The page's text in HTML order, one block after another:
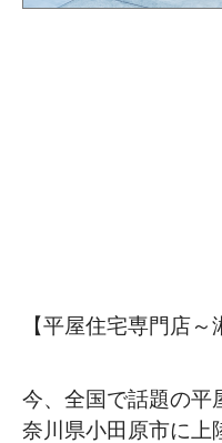
【平屋住宅専門店～
今、全国で話題の平
奈川県小田原市に上